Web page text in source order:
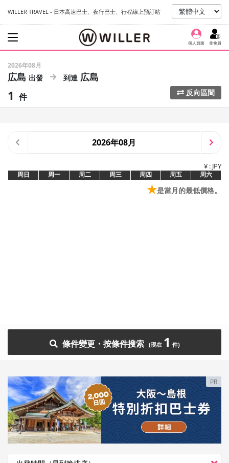
WILLER TRAVEL - 日本高速巴士、夜行巴士、行程線上預訂站
個人頁面 非會員
2026年08月
広島 広島
1 件 反向區間
2026年08月
¥ : JPY
周日 周一 周二 周三 周四 周五 周六
★是當月的最低價格。
條件變更・按條件搜索 1
PR